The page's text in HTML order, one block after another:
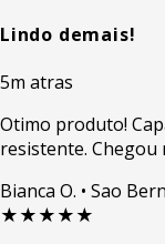
Lindo demais!
5m atras
Otimo produto!
resistente. Chegou
Bianca O. • Sao
★★★★★